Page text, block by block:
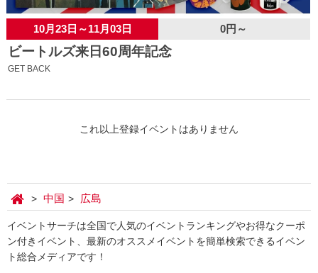
10月23日～11月03日 0円～
ビートルズ来日60周年記念
GET BACK
これ以上登録イベントはありません
中国 広島
イベントサーチは全国で人気のイベントランキングやお得なクーポ
ン付きイベント、最新のオススメイベントを簡単検索できるイベン
ト総合メディアです！